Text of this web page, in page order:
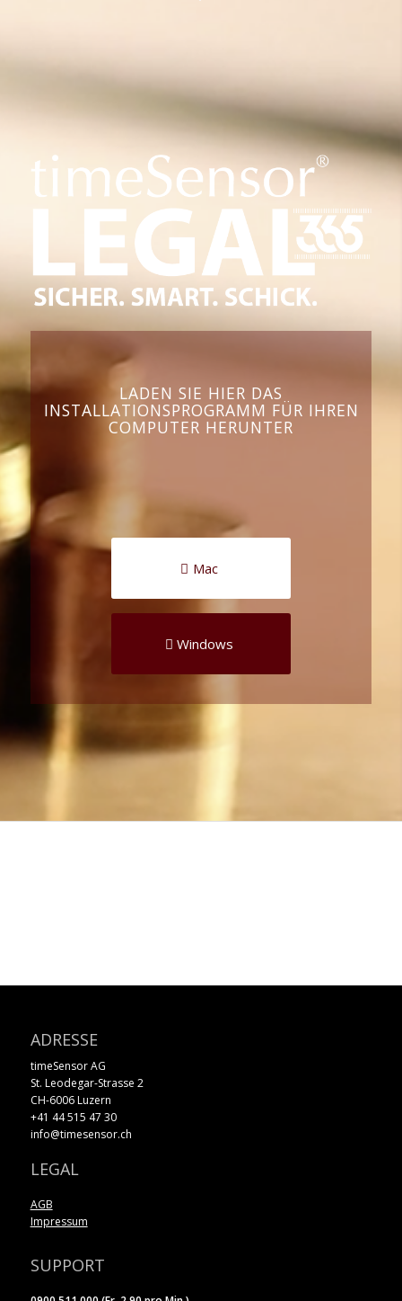
LADEN SIE HIER DAS
INSTALLATIONSPROGRAMM FÜR IHREN
COMPUTER HERUNTER
Mac
Windows
ADRESSE
timeSensor AG
St. Leodegar-Strasse 2
CH-6006 Luzern
+41 44 515 47 30
info@timesensor.ch
LEGAL
AGB
Impressum
SUPPORT